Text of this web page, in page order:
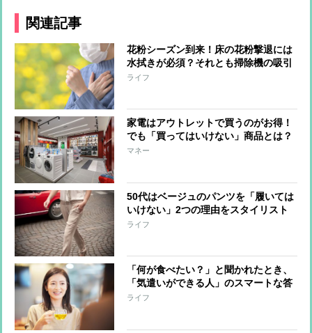
関連記事
花粉シーズン到来！床の花粉撃退には
水拭きが必須？それとも掃除機の吸引
でもOK？家電ライターが解説
ライフ
家電はアウトレットで買うのがお得！
でも「買ってはいけない」商品とは？
マネー
50代はベージュのパンツを「履いては
いけない」2つの理由をスタイリスト
が解説
ライフ
「何が食べたい？」と聞かれたとき、
「気遣いができる人」のスマートな答
え方
ライフ